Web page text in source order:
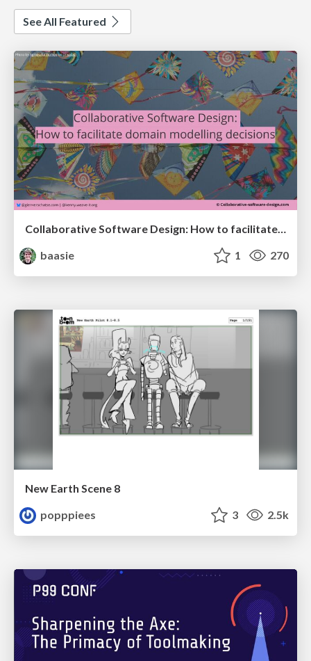
See All Featured
Collaborative Software Design: How to facilitate domain modelling decisions
baasie
1 270
New Earth Scene 8
popppiees
3 2.5k